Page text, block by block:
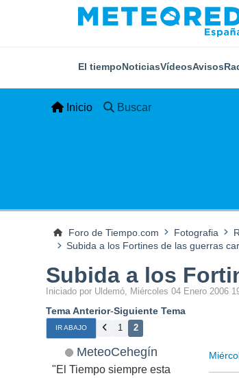
El tiempoNoticiasVídeosAvisos
Inicio Buscar
Foro de Tiempo.com Fotografia
Subida a los Fortines de las guerras
Subida a los
Iniciado por Uldemó, Miércoles 04 Enero 2006
Tema Anterior-Siguiente Tema
IR ABAJO 1 2
MeteoCehegín
"El Tiempo siempre esta